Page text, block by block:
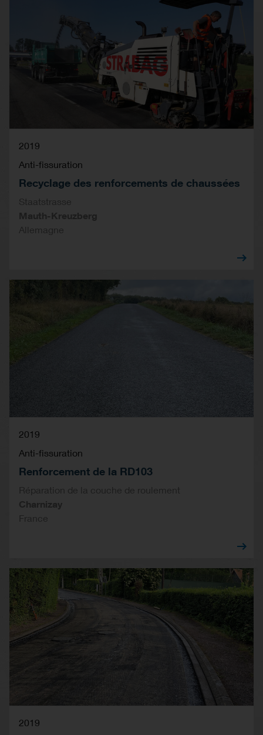
2019
Anti-fissuration
Recyclage des renforcements de chaussées
Staatstrasse
Mauth-Kreuzberg
Allemagne
2019
Anti-fissuration
Renforcement de la RD103
Réparation de la couche de roulement
Charnizay
France
2019